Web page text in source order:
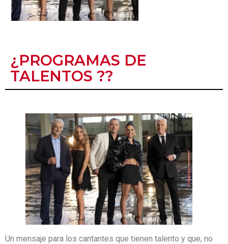
¿PROGRAMAS DE
TALENTOS ??
Un mensaje para los cantantes que tienen talento y que, no